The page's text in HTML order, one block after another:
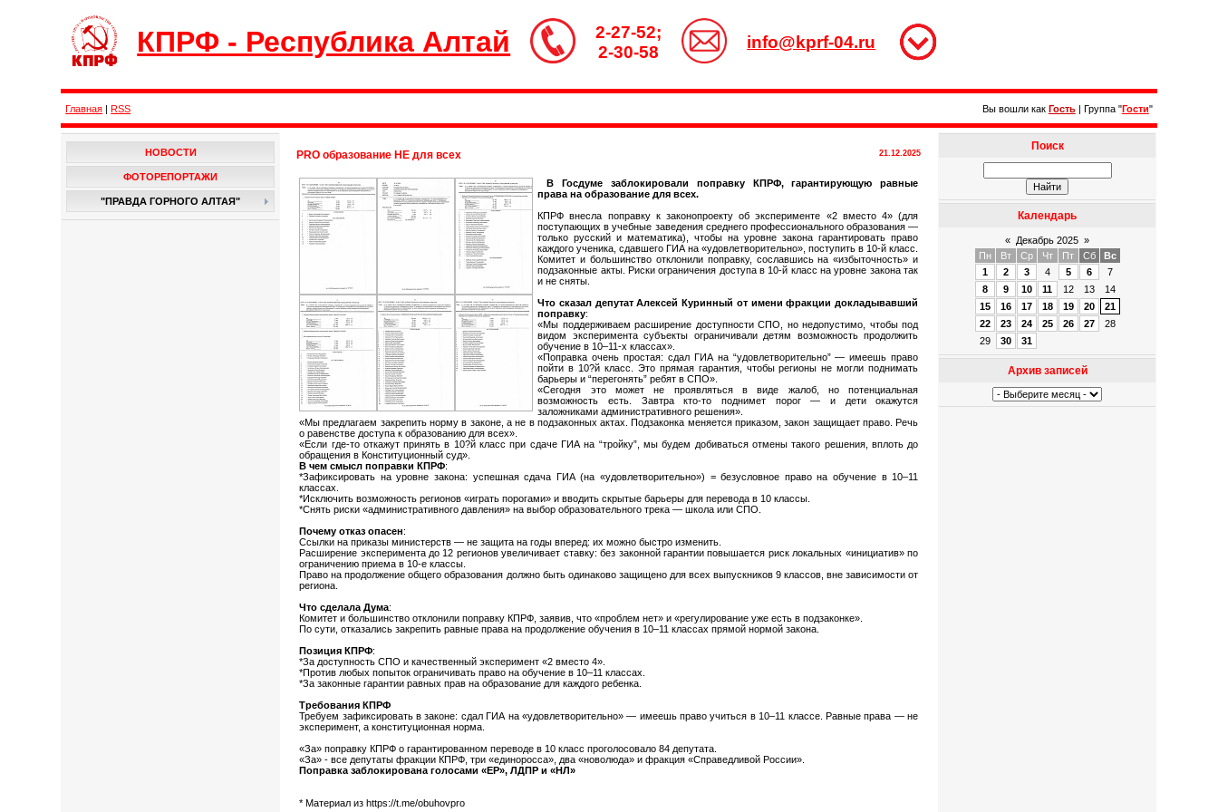
КПРФ - Республика Алтай
2-27-52;
2-30-58
info@kprf-04.ru
Главная |RSS Вы вошли как Гость| Группа "Гости"
НОВОСТИ
ФОТОРЕПОРТАЖИ
"ПРАВДА ГОРНОГО АЛТАЯ"
21.12.2025
PRO образование НЕ для всех
В Госдуме заблокировали поправку КПРФ, гарантирующую равные
права на образование для всех.
КПРФ внесла поправку к законопроекту об эксперименте «2 вместо 4» (для
поступающих в учебные заведения среднего профессионального образования —
только русский и математика), чтобы на уровне закона гарантировать право
каждого ученика, сдавшего ГИА на «удовлетворительно», поступить в 10-й класс.
Комитет и большинство отклонили поправку, сославшись на «избыточность» и
подзаконные акты. Риски ограничения доступа в 10-й класс на уровне закона так
и не сняты.
Что сказал депутат Алексей Куринный от имени фракции докладывавший
поправку:
«Мы поддерживаем расширение доступности СПО, но недопустимо, чтобы под
видом эксперимента субъекты ограничивали детям возможность продолжить
обучение в 10–11-х классах».
«Поправка очень простая: сдал ГИА на “удовлетворительно” — имеешь право
пойти в 10?й класс. Это прямая гарантия, чтобы регионы не могли поднимать
барьеры и “перегонять” ребят в СПО».
«Сегодня это может не проявляться в виде жалоб, но потенциальная
возможность есть. Завтра кто-то поднимет порог — и дети окажутся
заложниками административного решения».
«Мы предлагаем закрепить норму в законе, а не в подзаконных актах. Подзаконка меняется приказом, закон защищает право. Речь
о равенстве доступа к образованию для всех».
«Если где-то откажут принять в 10?й класс при сдаче ГИА на “тройку”, мы будем добиваться отмены такого решения, вплоть до
обращения в Конституционный суд».
В чем смысл поправки КПРФ:
*Зафиксировать на уровне закона: успешная сдача ГИА (на «удовлетворительно») = безусловное право на обучение в 10–11
классах.
*Исключить возможность регионов «играть порогами» и вводить скрытые барьеры для перевода в 10 классы.
*Снять риски «административного давления» на выбор образовательного трека — школа или СПО.
Почему отказ опасен:
Ссылки на приказы министерств — не защита на годы вперед: их можно быстро изменить.
Расширение эксперимента до 12 регионов увеличивает ставку: без законной гарантии повышается риск локальных «инициатив» по
ограничению приема в 10-е классы.
Право на продолжение общего образования должно быть одинаково защищено для всех выпускников 9 классов, вне зависимости от
региона.
Что сделала Дума:
Комитет и большинство отклонили поправку КПРФ, заявив, что «проблем нет» и «регулирование уже есть в подзаконке».
По сути, отказались закрепить равные права на продолжение обучения в 10–11 классах прямой нормой закона.
Позиция КПРФ:
*За доступность СПО и качественный эксперимент «2 вместо 4».
*Против любых попыток ограничивать право на обучение в 10–11 классах.
*За законные гарантии равных прав на образование для каждого ребенка.
Требования КПРФ
Требуем зафиксировать в законе: сдал ГИА на «удовлетворительно» — имеешь право учиться в 10–11 классе. Равные права — не
эксперимент, а конституционная норма.
«За» поправку КПРФ о гарантированном переводе в 10 класс проголосовало 84 депутата.
«За» - все депутаты фракции КПРФ, три «единоросса», два «новолюда» и фракция «Справедливой России».
Поправка заблокирована голосами «ЕР», ЛДПР и «НЛ»
* Материал из https://t.me/obuhovpro
Поиск
Календарь
« Декабрь 2025 »
Пн
Вт Ср Чт Пт Сб
Вс
1
2 3 4 5 6
7
8
9 10 11 12 13
14
15
16 17 18 19 20
21
22
23 24 25 26 27
28
29
30 31
Архив записей